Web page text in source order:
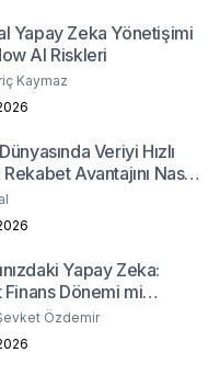
Yapay Zeka Yönetişimi
AI Riskleri
Kaymaz
Veriyi Hızlı
Avantajını Nasıl
Yapay Zeka:
Dönemi mi
?
Özdemir